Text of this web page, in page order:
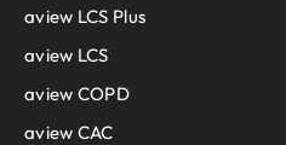
aview LCS Plus
aview LCS
aview COPD
aview CAC